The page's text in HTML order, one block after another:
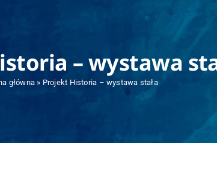
– wystawa
główna » Projekt Historia – wystawa stała